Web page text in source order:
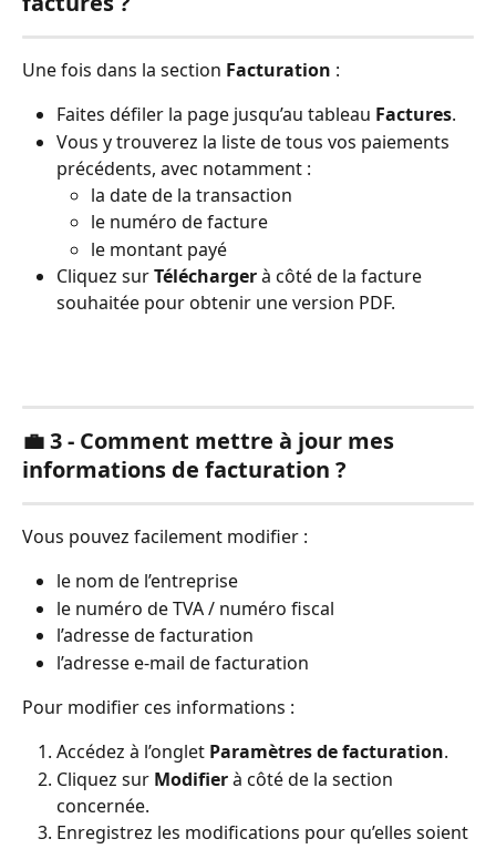
Une fois dans la section Facturation :
Faites défiler la page jusqu’au tableau Factures.
Vous y trouverez la liste de tous vos paiements
précédents, avec notamment :
la date de la transaction
le numéro de facture
le montant payé
Cliquez sur Télécharger à côté de la facture
souhaitée pour obtenir une version PDF.
💼 3 - Comment mettre à jour mes
informations de facturation ?
Vous pouvez facilement modifier :
le nom de l’entreprise
le numéro de TVA / numéro fiscal
l’adresse de facturation
l’adresse e-mail de facturation
Pour modifier ces informations :
Accédez à l’onglet Paramètres de facturation.
Cliquez sur Modifier à côté de la section
concernée.
Enregistrez les modifications pour qu’elles soient